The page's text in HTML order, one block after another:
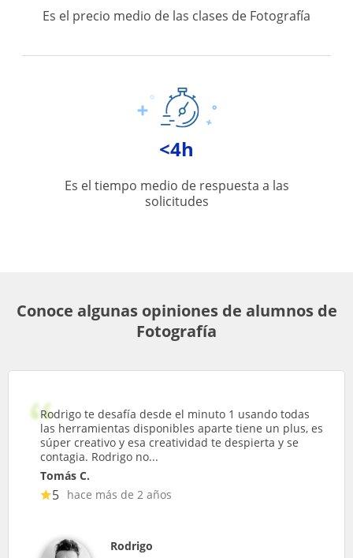
Es el precio medio de las clases de Fotografía
<4h
Es el tiempo medio de respuesta a las
solicitudes
Conoce algunas opiniones de alumnos de
Fotografía
Rodrigo te desafía desde el minuto 1 usando todas
las herramientas disponibles aparte tiene un plus, es
súper creativo y esa creatividad te despierta y se
contagia. Rodrigo no...
Tomás C.
5 hace más de 2 años
Rodrigo